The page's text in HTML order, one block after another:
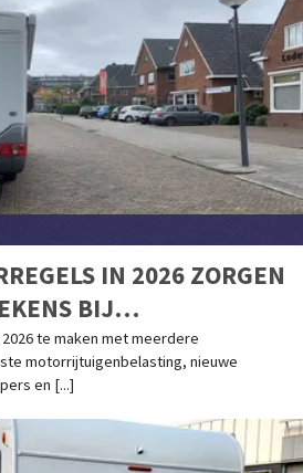
IN 2026 ZORGEN
BIJ
te maken met meerdere
motorrijtuigenbelasting, nieuwe
en [...]